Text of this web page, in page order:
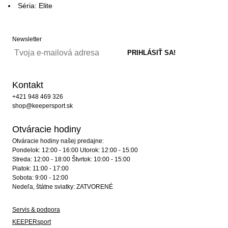
Séria: Elite
Newsletter
Kontakt
+421 948 469 326
shop@keepersport.sk
Otváracie hodiny
Otváracie hodiny našej predajne:
Pondelok: 12:00 - 16:00 Utorok: 12:00 - 15:00
Streda: 12:00 - 18:00 Štvrtok: 10:00 - 15:00
Piatok: 11:00 - 17:00
Sobota: 9:00 - 12:00
Nedeľa, štátne sviatky: ZATVORENÉ
Servis & podpora
KEEPERsport